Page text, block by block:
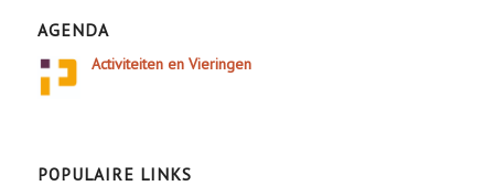
AGENDA
Activiteiten en Vieringen
POPULAIRE LINKS